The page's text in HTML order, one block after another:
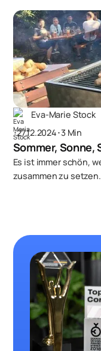
Eva-Marie Stock
･27.12.2024･3 Min
Sommer, Sonne,
Es ist immer schön,
zusammen zu setzen.